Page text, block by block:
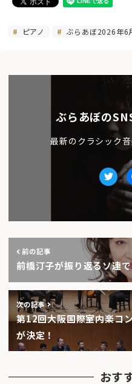
ピアノ ぶらあぼ2026年6
ぶらあぼの
最新のクラシック
前の記事
前橋汀子が振り返るソ連
次の記事
第12回大阪国際室内楽コ
が決定！
おす